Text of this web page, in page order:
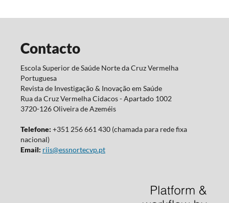
Contacto
Escola Superior de Saúde Norte da Cruz Vermelha
Portuguesa
Revista de Investigação & Inovação em Saúde
Rua da Cruz Vermelha Cidacos - Apartado 1002
3720-126 Oliveira de Azeméis
Telefone: +351 256 661 430 (chamada para rede fixa
nacional)
Email: riis@essnortecvp.pt